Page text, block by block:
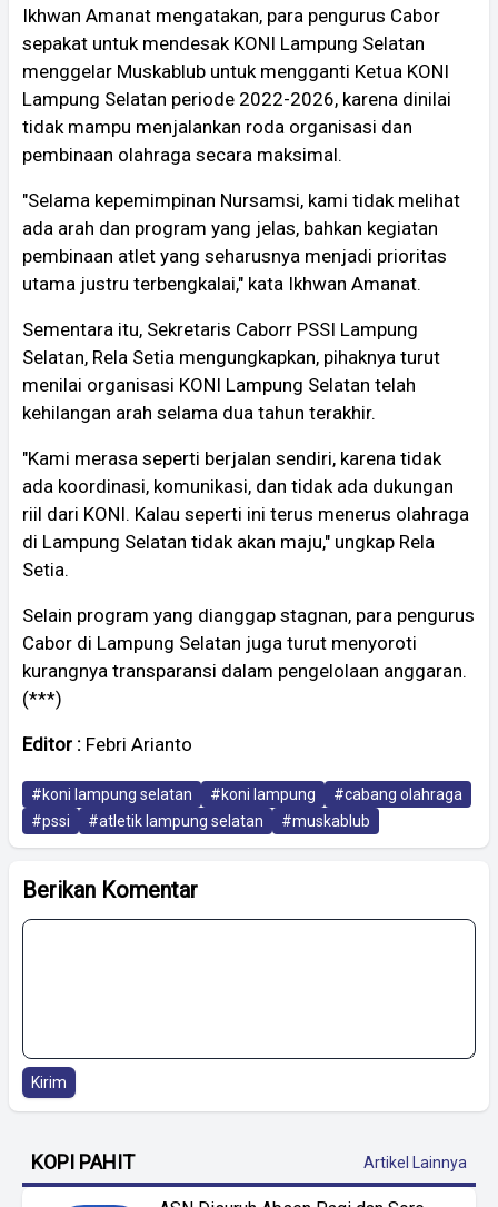
Ikhwan Amanat mengatakan, para pengurus Cabor
sepakat untuk mendesak KONI Lampung Selatan
menggelar Muskablub untuk mengganti Ketua KONI
Lampung Selatan periode 2022-2026, karena dinilai
tidak mampu menjalankan roda organisasi dan
pembinaan olahraga secara maksimal.
"Selama kepemimpinan Nursamsi, kami tidak melihat
ada arah dan program yang jelas, bahkan kegiatan
pembinaan atlet yang seharusnya menjadi prioritas
utama justru terbengkalai," kata Ikhwan Amanat.
Sementara itu, Sekretaris Caborr PSSI Lampung
Selatan, Rela Setia mengungkapkan, pihaknya turut
menilai organisasi KONI Lampung Selatan telah
kehilangan arah selama dua tahun terakhir.
"Kami merasa seperti berjalan sendiri, karena tidak
ada koordinasi, komunikasi, dan tidak ada dukungan
riil dari KONI. Kalau seperti ini terus menerus olahraga
di Lampung Selatan tidak akan maju," ungkap Rela
Setia.
Selain program yang dianggap stagnan, para pengurus
Cabor di Lampung Selatan juga turut menyoroti
kurangnya transparansi dalam pengelolaan anggaran.
(***)
Editor : Febri Arianto
#koni lampung selatan #koni lampung
#cabang olahraga
#pssi
#atletik lampung selatan #muskablub
Berikan Komentar
Kirim
KOPI PAHIT Artikel Lainnya